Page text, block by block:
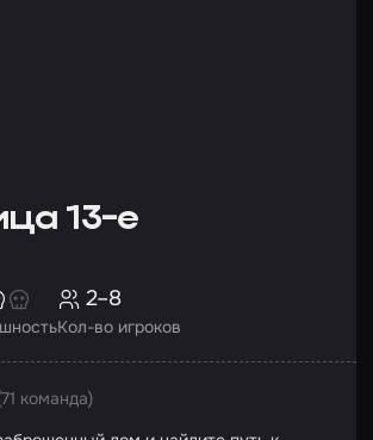
13-е
Кол-во игроков
2–8
команда)